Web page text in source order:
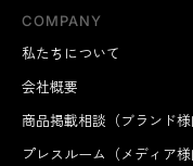
COMPANY
私たちについて
会社概要
商品掲載相談（ブランド様
プレスルーム（メディア様